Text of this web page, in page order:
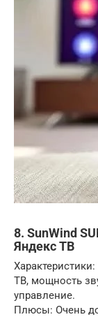
8. SunWind
Яндекс ТВ
ТВ, мощность
управление.
Плюсы: Очень